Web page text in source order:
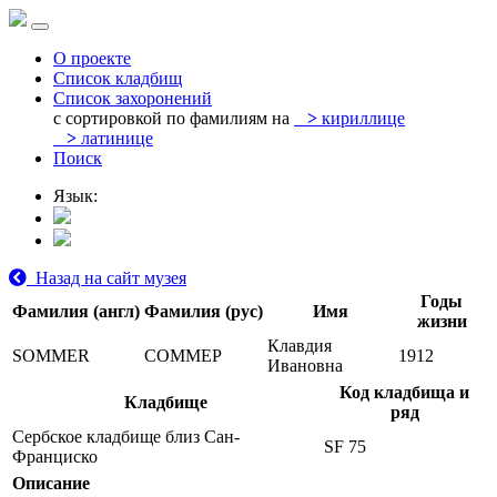
О проекте
Список кладбищ
Список захоронений
с сортировкой по фамилиям на
> кириллице
> латинице
Поиск
Язык:
Назад на сайт музея
Фамилия (англ) Фамилия (рус) Имя
Годы
жизни
SOMMER
СОММЕР
Клавдия
Ивановна
1912
Кладбище
Код кладбища и
ряд
Сербское кладбище близ Сан-
Франциско
SF 75
Описание